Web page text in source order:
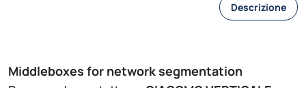
Descrizione
Middleboxes for network segmentation